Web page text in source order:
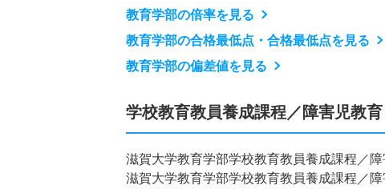
教育学部の倍率を見る
教育学部の合格最低点・合格最低点を見る
教育学部の偏差値を見る
学校教育教員養成課程／障害児教
滋賀大学教育学部学校教育教員養成課程／
滋賀大学教育学部学校教育教員養成課程／